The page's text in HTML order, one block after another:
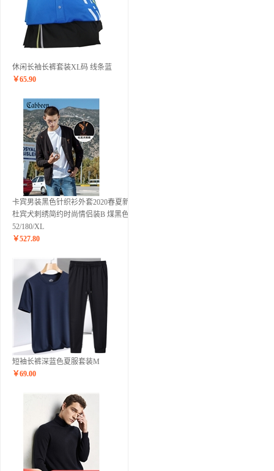
休闲长袖长裤套装XL码 线条蓝
￥65.90
卡宾男装黑色针织衫外套2020春夏新款
杜宾犬刺绣简约时尚情侣装B 煤黑色01
52/180/XL
￥527.80
短袖长裤深蓝色夏服套装M
￥69.00